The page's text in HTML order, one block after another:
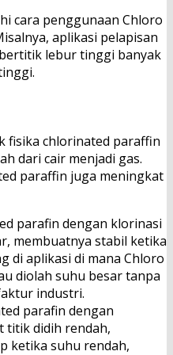
cara penggunaan Chloro
aplikasi pelapisan
lebur tinggi banyak
fisika chlorinated paraffin
dari cair menjadi gas.
paraffin juga meningkat
parafin dengan klorinasi
membuatnya stabil ketika
di aplikasi di mana Chloro
diolah suhu besar tanpa
industri.
parafin dengan
titik didih rendah,
ketika suhu rendah,